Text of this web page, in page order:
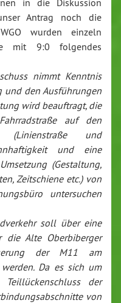
Antrag noch die
wurden einzeln
mit 9:0 folgendes
nimmt Kenntnis
und den Ausführungen
wird beauftragt, die
auf den
(Linienstraße und
und eine
(Gestaltung,
Zeitschiene etc.) von
untersuchen
soll über eine
die Alte Oberbiberger
der M11 am
Da es sich um
der
von